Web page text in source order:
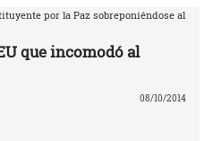
por la Paz sobreponiéndose al
que incomodó al
08/10/2014